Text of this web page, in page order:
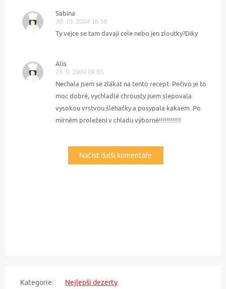
Sabina
30. 10. 2004 16:58
Ty vejce se tam davaji cele nebo jen zloutky?Diky
Alis
26. 9. 2004 09:55
Nechala jsem se zlákat na tento recept. Pečivo je to
moc dobré, vychladlé chrousty jsem slepovala
vysokou vrstvou šlehačky a posypala kakaem. Po
mírném proležení v chladu výborné!!!!!!!!!!!
Načíst další komentáře
Kategorie: Nejlepší dezerty